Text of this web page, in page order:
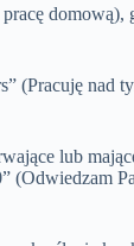
(Pracuję nad
lub
(Odwiedzam